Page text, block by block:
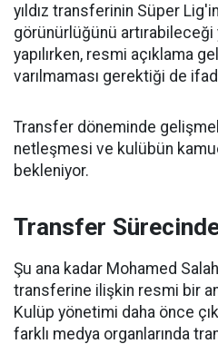
yıldız transferinin Süper
görünürlüğünü
yapılırken, resmi açıklama
varılmaması gerektiği de
Transfer döneminde
netleşmesi ve kulübün
bekleniyor.
Transfer
Şu ana kadar Mohamed
transferine ilişkin resmi bir
Kulüp yönetimi daha önce
farklı medya organlarında